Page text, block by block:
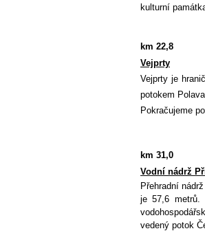
kulturní
km 22,8
Vejprty
Vejprty je
potokem
Pokračujeme
km 31,0
Vodní nádrž
Přehradní
je 57,6 metrů.
vedený potok